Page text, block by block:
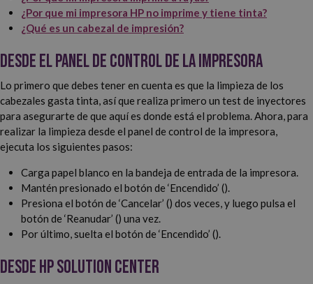
¿Por que mi impresora HP no imprime y tiene tinta?
¿Qué es un cabezal de impresión?
Desde el panel de control de la impresora
Lo primero que debes tener en cuenta es que la limpieza de los
cabezales gasta tinta, así que realiza primero un test de inyectores
para asegurarte de que aquí es donde está el problema. Ahora, para
realizar la limpieza desde el panel de control de la impresora,
ejecuta los siguientes pasos:
Carga papel blanco en la bandeja de entrada de la impresora.
Mantén presionado el botón de ‘Encendido’ ().
Presiona el botón de ‘Cancelar’ () dos veces, y luego pulsa el
botón de ‘Reanudar’ () una vez.
Por último, suelta el botón de ‘Encendido’ ().
Desde HP Solution Center